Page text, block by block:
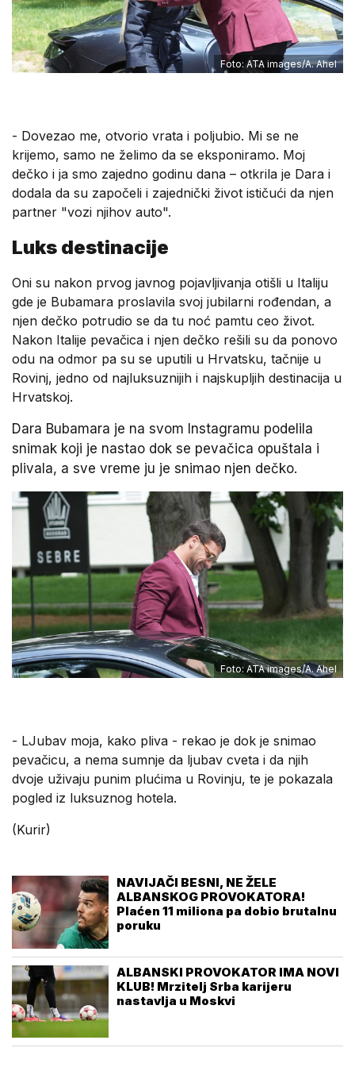
Foto: ATA images/A. Ahel
- Dovezao me, otvorio vrata i poljubio. Mi se ne
krijemo, samo ne želimo da se eksponiramo. Moj
dečko i ja smo zajedno godinu dana – otkrila je Dara i
dodala da su započeli i zajednički život ističući da njen
partner "vozi njihov auto".
Luks destinacije
Oni su nakon prvog javnog pojavljivanja otišli u Italiju
gde je Bubamara proslavila svoj jubilarni rođendan, a
njen dečko potrudio se da tu noć pamtu ceo život.
Nakon Italije pevačica i njen dečko rešili su da ponovo
odu na odmor pa su se uputili u Hrvatsku, tačnije u
Rovinj, jedno od najluksuznijih i najskupljih destinacija u
Hrvatskoj.
Dara Bubamara je na svom Instagramu podelila
snimak koji je nastao dok se pevačica opuštala i
plivala, a sve vreme ju je snimao njen dečko.
Foto: ATA images/A. Ahel
- LJubav moja, kako pliva - rekao je dok je snimao
pevačicu, a nema sumnje da ljubav cveta i da njih
dvoje uživaju punim plućima u Rovinju, te je pokazala
pogled iz luksuznog hotela.
(Kurir)
NAVIJAČI BESNI, NE ŽELE
ALBANSKOG PROVOKATORA!
Plaćen 11 miliona pa dobio brutalnu
poruku
ALBANSKI PROVOKATOR IMA NOVI
KLUB! Mrzitelj Srba karijeru
nastavlja u Moskvi